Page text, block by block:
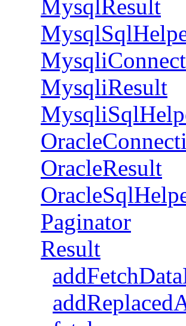
MysqlResult
MysqliResult
OracleResult
Paginator
Result